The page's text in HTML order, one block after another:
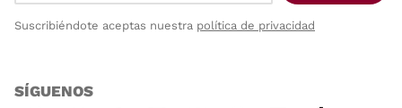
Suscribiéndote aceptas nuestra política de privacidad
SÍGUENOS